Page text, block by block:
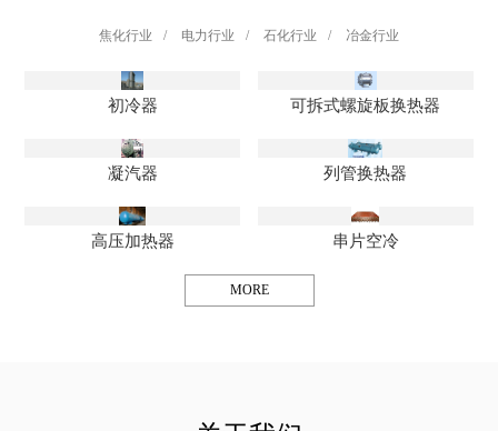
焦化行业 / 电力行业 / 石化行业 / 冶金行业
初冷器 可拆式螺旋板换热器
凝汽器 列管换热器
高压加热器 串片空冷
MORE